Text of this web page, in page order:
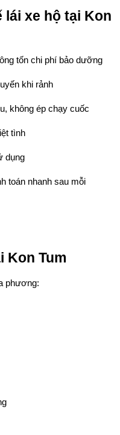
lái xe hộ tại Kon
tốn chi phí bảo dưỡng
khi rảnh
không ép chạy cuốc
tình
dụng
toán nhanh sau mỗi
Kon Tum
phương: